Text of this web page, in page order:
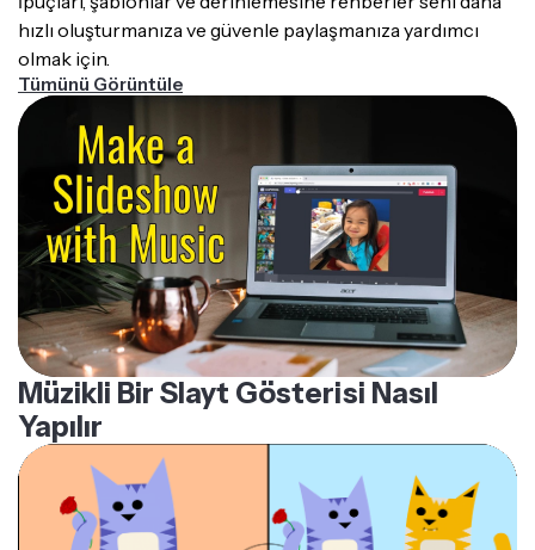
olmak için.
Tümünü Görüntüle
Müzikli Bir Slayt Gösterisi Nasıl
Yapılır